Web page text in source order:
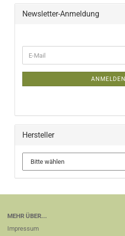
Newsletter-Anmeldung
E-
Mail
ANMELDEN
Hersteller
MEHR ÜBER...
Impressum